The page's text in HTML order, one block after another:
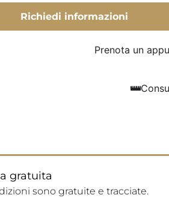
Richiedi informazioni
Prenota un
gratuita
sono gratuite e tracciate.